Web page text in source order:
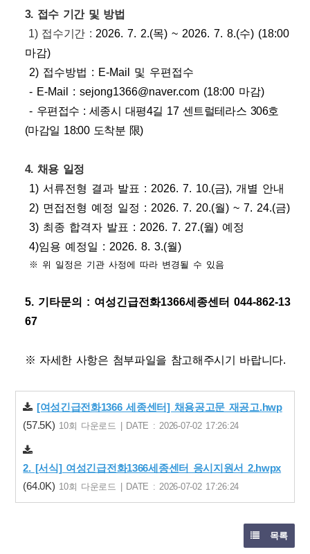
3. 접수 기간 및 방법
1) 접수기간 : 2026. 7. 2.(목) ~ 2026. 7. 8.(수) (18:00
마감)
2) 접수방법 : E-Mail 및 우편접수
- E-Mail : sejong1366@naver.com (18:00 마감)
- 우편접수 : 세종시 대평4길 17 센트럴테라스 306호
(마감일 18:00 도착분 限)
4. 채용 일정
1) 서류전형 결과 발표 : 2026. 7. 10.(금), 개별 안내
2) 면접전형 예정 일정 : 2026. 7. 20.(월) ~ 7. 24.(금)
3) 최종 합격자 발표 : 2026. 7. 27.(월) 예정
4)임용 예정일 : 2026. 8. 3.(월)
※ 위 일정은 기관 사정에 따라 변경될 수 있음
5. 기타문의 : 여성긴급전화1366세종센터 044-862-13
67
※ 자세한 사항은 첨부파일을 참고해주시기 바랍니다.
[여성긴급전화1366 세종센터] 채용공고문 재공고.hwp
(57.5K) 10회 다운로드 | DATE : 2026-07-02 17:26:24
2. [서식] 여성긴급전화1366세종센터 응시지원서 2.hwpx
(64.0K) 10회 다운로드 | DATE : 2026-07-02 17:26:24
목록